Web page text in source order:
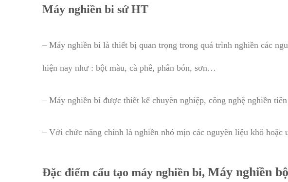
Máy nghiền bi sứ HT
– Máy nghiền bi là thiết bị quan trọng trong quá trình nghiền các
hiện nay như : bột màu, cà phê, phân bón, sơn…
– Máy nghiền bi được thiết kế chuyên nghiệp, công nghệ nghiền
– Với chức năng chính là nghiền nhỏ mịn các nguyên liệu khô hoặc
Đặc điểm cấu tạo máy nghiền bi, Máy nghiền